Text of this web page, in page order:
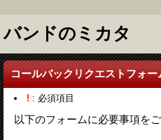
バンドのミカタ
コールバックリクエストフォー
! : 必須項目
以下のフォームに必要事項をご